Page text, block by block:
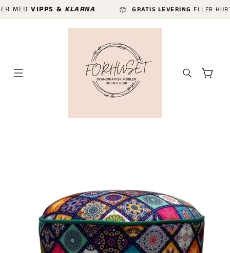
TIL
VIPPS &KLARNA GRATIS LEVERINGELLER
Handlekurv